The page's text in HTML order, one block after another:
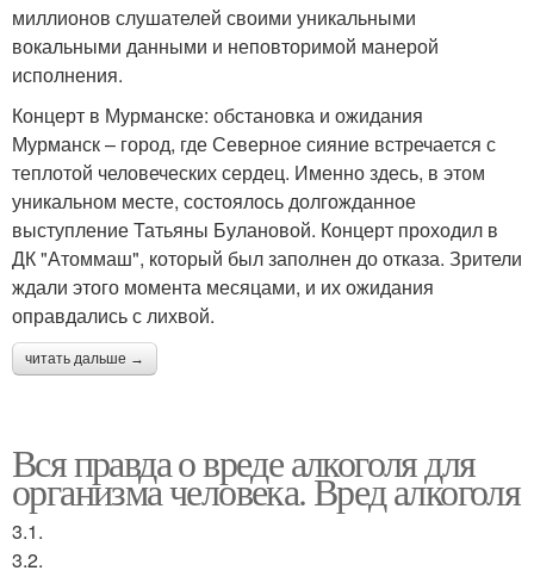
миллионов слушателей своими уникальными
вокальными данными и неповторимой манерой
исполнения.
Концерт в Мурманске: обстановка и ожидания
Мурманск – город, где Северное сияние встречается с
теплотой человеческих сердец. Именно здесь, в этом
уникальном месте, состоялось долгожданное
выступление Татьяны Булановой. Концерт проходил в
ДК "Атоммаш", который был заполнен до отказа. Зрители
ждали этого момента месяцами, и их ожидания
оправдались с лихвой.
читать дальше →
Вся правда о вреде алкоголя для
организма человека. Вред алкоголя
3.1.
3.2.